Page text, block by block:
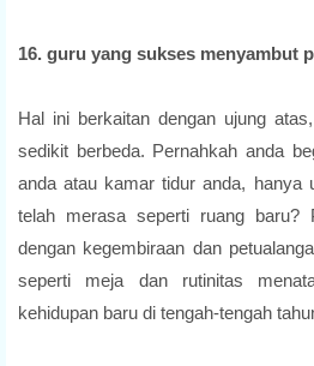
16. guru yang sukses menyambut
Hal ini berkaitan dengan ujung
sedikit berbeda. Pernahkah anda
anda atau kamar tidur anda, hanya
telah merasa seperti ruang baru?
dengan kegembiraan dan
seperti meja dan rutinitas
kehidupan baru di tengah-tengah